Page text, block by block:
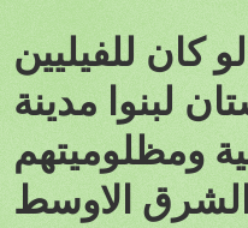
كان للفيليين
لبنوا مدينة
ومظلوميتهم
الشرق الاوسط